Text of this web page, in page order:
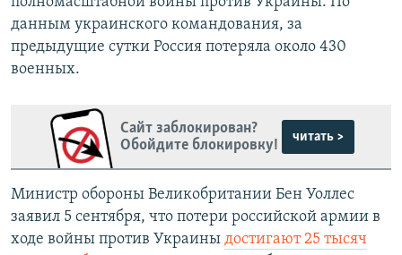
данным украинского командования, за
предыдущие сутки Россия потеряла около 430
военных.
Сайт заблокирован?
Обойдите блокировку!
читать >
Министр обороны Великобритании Бен Уоллес
заявил 5 сентября, что потери российской армии в
ходе войны против Украины достигают 25 тысяч